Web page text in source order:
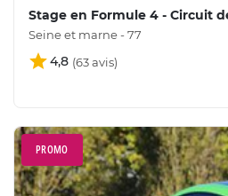
Stage en Formule 4 - Circuit
Seine et marne - 77
4,8
PROMO